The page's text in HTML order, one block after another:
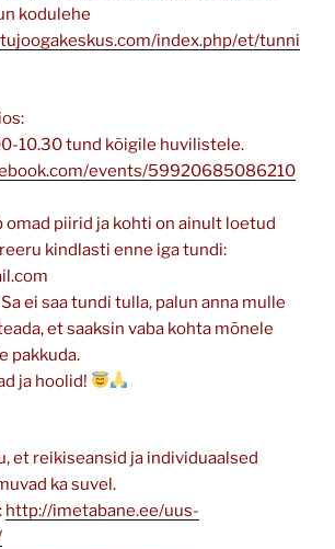
kodulehe
index.php/et/tunni
10.30 tund kõigile huvilistele.
events/59920685086210
omad piirid ja kohti on ainult loetud
kindlasti enne iga tundi:
ei saa tundi tulla, palun anna mulle
et saaksin vaba kohta mõnele
pakkuda.
ja hoolid!
et reikiseansid ja individuaalsed
ka suvel.
http://imetabane.ee/uus-